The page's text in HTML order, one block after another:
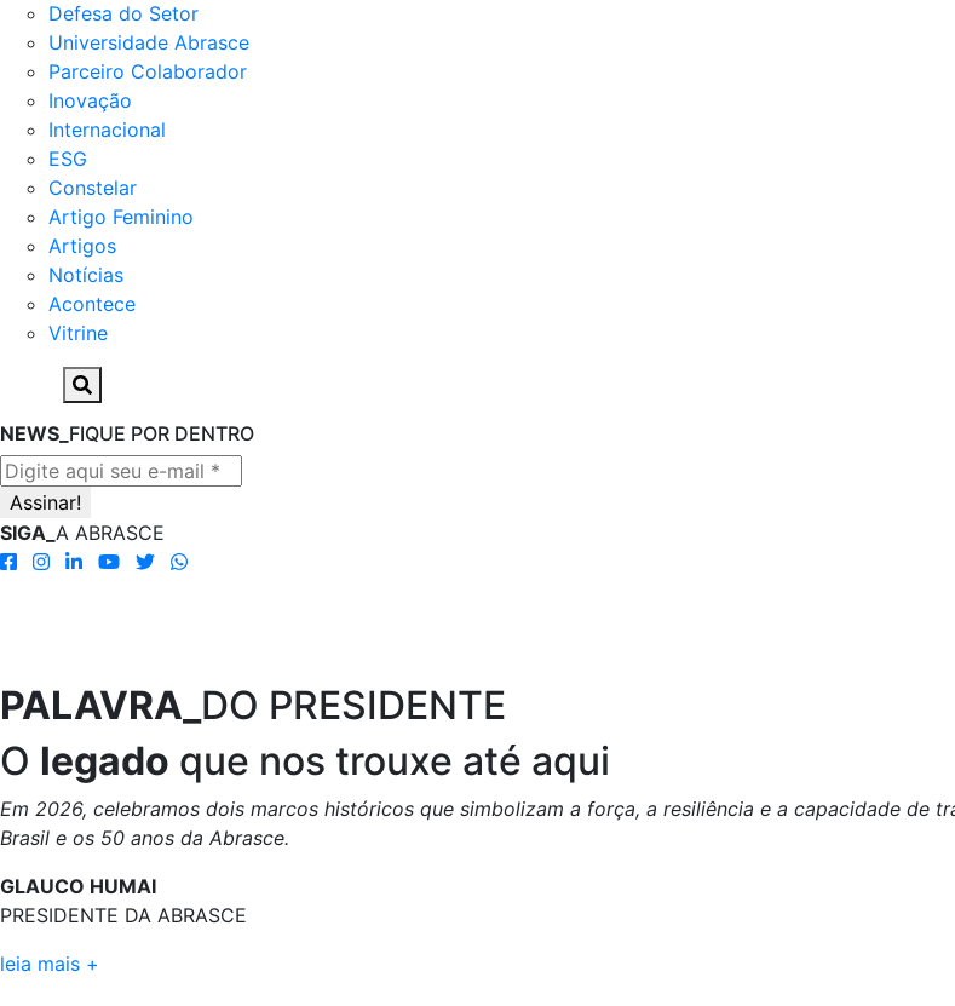
Defesa do Setor
Universidade Abrasce
Parceiro Colaborador
Inovação
Internacional
ESG
Constelar
Artigo Feminino
Artigos
Notícias
Acontece
Vitrine
NEWS_ FIQUE POR DENTRO
SIGA_ A ABRASCE
PALAVRA_ DO PRESIDENTE
O legado que nos trouxe até aqui
Em 2026, celebramos dois marcos históricos que simbolizam a força, a resiliência e a capacidade de
Brasil e os 50 anos da Abrasce.
GLAUCO HUMAI
PRESIDENTE DA ABRASCE
leia mais +